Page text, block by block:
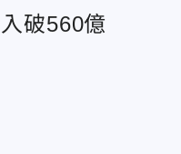
破560億